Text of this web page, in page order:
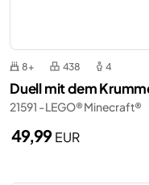
8+ 438 4
Duell mit dem
21591 - LEGO® Minecraft®
49,99EUR